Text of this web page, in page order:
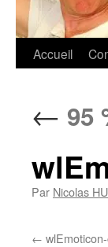
Accueil
← 95
Par Nicolas